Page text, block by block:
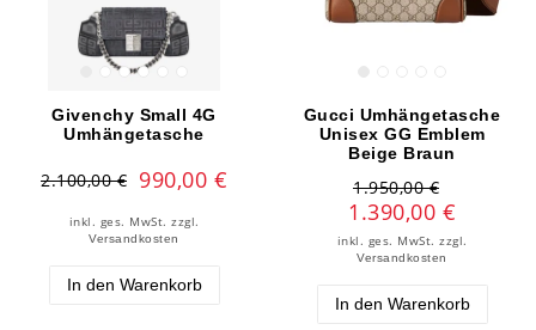
Givenchy Small 4G
Umhängetasche
2.100,00 € 990,00 €
inkl. ges. MwSt. zzgl.
Versandkosten
In den Warenkorb
Gucci Umhängetasche
Unisex GG Emblem
Beige Braun
1.950,00 €
1.390,00 €
inkl. ges. MwSt. zzgl.
Versandkosten
In den Warenkorb